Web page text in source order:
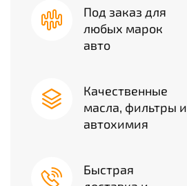
Под заказ для
любых марок
авто
Качественные
масла, фильтры и
автохимия
Быстрая